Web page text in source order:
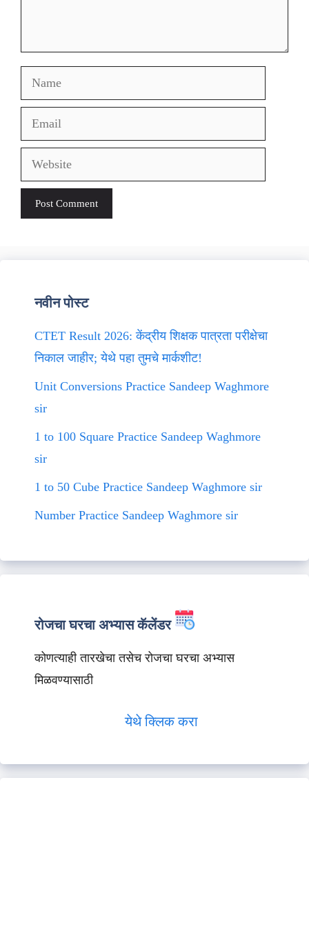
Name
Email
Website
नवीन पोस्ट
CTET Result 2026: केंद्रीय शिक्षक पात्रता परीक्षेचा
निकाल जाहीर; येथे पहा तुमचे मार्कशीट!
Unit Conversions Practice Sandeep Waghmore
sir
1 to 100 Square Practice Sandeep Waghmore
sir
1 to 50 Cube Practice Sandeep Waghmore sir
Number Practice Sandeep Waghmore sir
रोजचा घरचा अभ्यास कॅलेंडर
कोणत्याही तारखेचा तसेच रोजचा घरचा अभ्यास
मिळवण्यासाठी
येथे क्लिक करा